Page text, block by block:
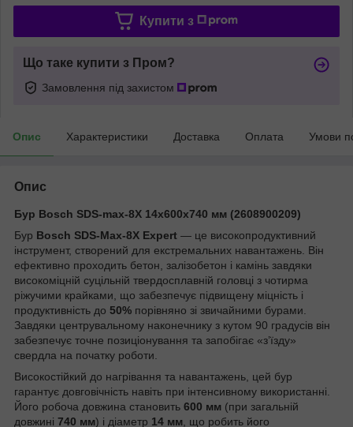
Купити з
Що таке купити з Пром?
Замовлення під захистом
Опис Характеристики Доставка Оплата Умови
Опис
Бур Bosch SDS-max-8X 14x600x740 мм (2608900209)
Бур Bosch SDS-Max-8X Expert — це високопродуктивний
інструмент, створений для екстремальних навантажень. Він
ефективно проходить бетон, залізобетон і камінь завдяки
високоміцній суцільній твердосплавній головці з чотирма
ріжучими крайками, що забезпечує підвищену міцність і
продуктивність до 50% порівняно зі звичайними бурами.
Завдяки центрувальному наконечнику з кутом 90 градусів він
забезпечує точне позиціонування та запобігає «з’їзду»
свердла на початку роботи.
Високостійкий до нагрівання та навантажень, цей бур
гарантує довговічність навіть при інтенсивному використанні.
Його робоча довжина становить 600 мм (при загальній
довжині 740 мм) і діаметр 14 мм , що робить його